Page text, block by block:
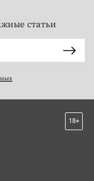
статьи
18+